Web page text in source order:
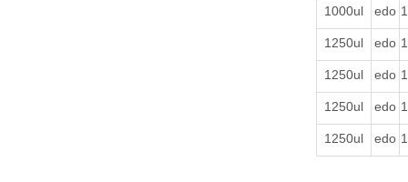
1000ul edo
1250ul edo
1250ul edo
1250ul edo
1250ul edo